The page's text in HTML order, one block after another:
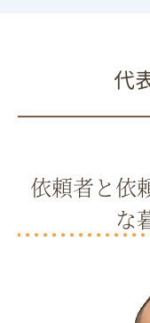
代
依頼者と依
な